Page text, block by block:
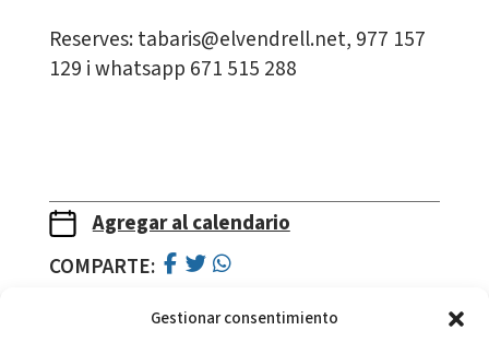
Gestionar consentimiento
Reserves: tabaris@elvendrell.net, 977 157
129 i whatsapp 671 515 288
Agregar al calendario
COMPARTE: